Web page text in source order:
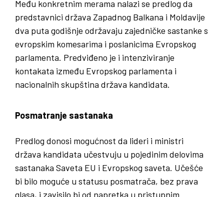
Među konkretnim merama nalazi se predlog da
predstavnici država Zapadnog Balkana i Moldavije
dva puta godišnje održavaju zajedničke sastanke s
evropskim komesarima i poslanicima Evropskog
parlamenta. Predviđeno je i intenziviranje
kontakata između Evropskog parlamenta i
nacionalnih skupština država kandidata.
Posmatranje sastanaka
Predlog donosi mogućnost da lideri i ministri
država kandidata učestvuju u pojedinim delovima
sastanaka Saveta EU i Evropskog saveta. Učešće
bi bilo moguće u statusu posmatrača, bez prava
glasa, i zavisilo bi od napretka u pristupnim